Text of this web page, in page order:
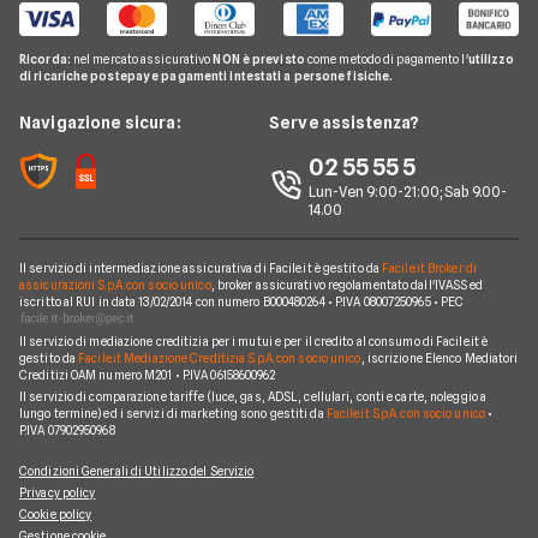
Noleggio Lungo Termine
News
Contatti
Carte Revolving
Carta conto
Findomestic
Hello Bank!
Fineco
N26
Revolut
Domande Conti
Notizie Conti
Argomenti in evidenza Conti
Prodotti Conti
Ricorda: nel mercato assicurativoNON è previsto come metodo di pagamento l'utilizzo
di ricariche postepay e pagamenti intestati a persone fisiche.
Navigazione sicura: Serve assistenza?
02 55 55 5
Lun-Ven 9:00-21:00; Sab 9.00-
14.00
Il servizio di intermediazione assicurativa di Facile.it è gestito da Facile.it Broker di
assicurazioni S.p.A. con socio unico, broker assicurativo regolamentato dall'IVASS ed
iscritto al RUI in data 13/02/2014 con numero B000480264 • P.IVA 08007250965 • PEC
Il servizio di mediazione creditizia per i mutui e per il credito al consumo di Facile.it è
gestito da Facile.it Mediazione Creditizia S.p.A. con socio unico, iscrizione Elenco Mediatori
Creditizi OAM numero M201 • P.IVA 06158600962
Il servizio di comparazione tariffe (luce, gas, ADSL, cellulari, conti e carte, noleggio a
lungo termine) ed i servizi di marketing sono gestiti da Facile.it S.p.A. con socio unico•
P.IVA 07902950968
Condizioni Generali di Utilizzo del Servizio
Privacy policy
Cookie policy